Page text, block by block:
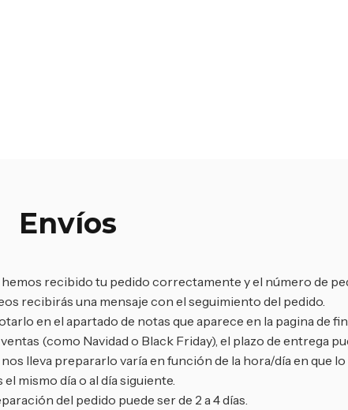
Envíos
recibido tu pedido correctamente y el número de
recibirás una mensaje con el seguimiento del pedido.
en el apartado de notas que aparece en la pagina de
(como Navidad o Black Friday), el plazo de entrega
lleva prepararlo varía en función de la hora/día en que
mismo día o al día siguiente.
del pedido puede ser de 2 a 4 días.